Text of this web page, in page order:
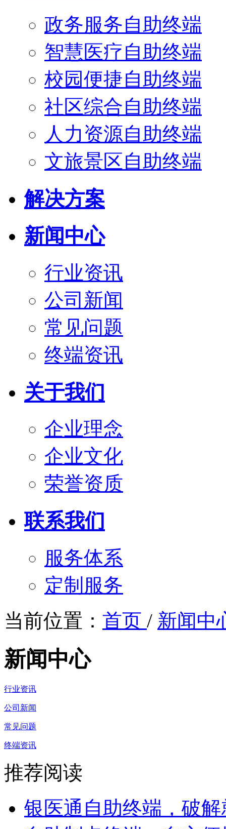
政务服务自助终端
智慧医疗自助终端
校园便捷自助终端
社区综合自助终端
人力资源自助终端
文旅景区自助终端
解决方案
新闻中心
行业资讯
公司新闻
常见问题
终端资讯
关于我们
企业理念
企业文化
荣誉资质
联系我们
服务体系
定制服务
当前位置： 首页 / 新闻中
新闻中心
行业资讯
公司新闻
常见问题
终端资讯
推荐阅读
银医通自助终端，破解